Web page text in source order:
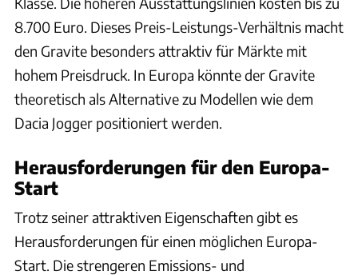
8.700 Euro. Dieses Preis-Leistungs-Verhältnis macht
den Gravite besonders attraktiv für Märkte mit
hohem Preisdruck. In Europa könnte der Gravite
theoretisch als Alternative zu Modellen wie dem
Dacia Jogger positioniert werden.
Herausforderungen für den Europa-
Start
Trotz seiner attraktiven Eigenschaften gibt es
Herausforderungen für einen möglichen Europa-
Start. Die strengeren Emissions- und